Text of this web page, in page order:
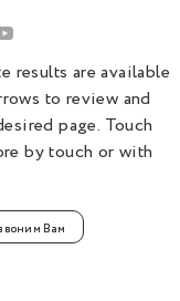
results are available
to review and
page. Touch
by touch or with
Вам